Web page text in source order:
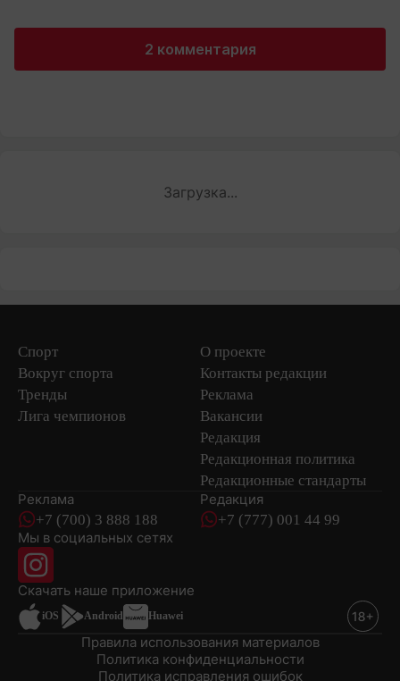
2 комментария
Загрузка...
Спорт
Вокруг спорта
Тренды
Лига чемпионов
О проекте
Контакты редакции
Реклама
Вакансии
Редакция
Редакционная политика
Редакционные стандарты
Реклама
+7 (700) 3 888 188
Редакция
+7 (777) 001 44 99
Мы в социальных сетях
Скачать наше приложениеновостей
iOS Android Huawei
Политика исправления ошибок
Политика конфиденциальности
Правила использования материалов